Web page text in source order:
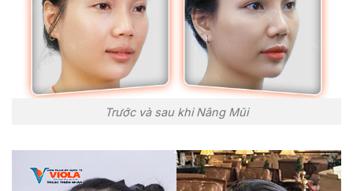
Trước và sau khi Nâng Mũi